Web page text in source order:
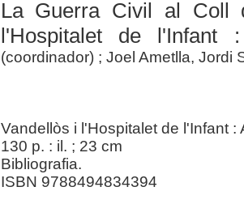
La Guerra Civil al Coll
l'Hospitalet de l'Infant :
(coordinador) ; Joel Ametlla, Jordi
Vandellòs i l'Hospitalet de l'Infant
130 p. : il. ; 23 cm
Bibliografia.
ISBN 9788494834394